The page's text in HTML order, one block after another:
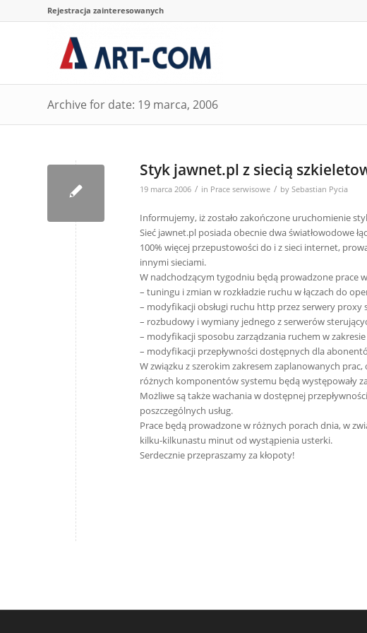
Rejestracja zainteresowanych
Archive for date: 19 marca, 2006
Styk jawnet.pl z siecią
19 marca 2006 / in Prace serwisowe / by Sebastian Pycia
Informujemy, iż zostało zakończone uruchomienie
Sieć jawnet.pl posiada obecnie dwa światłowodowe
100% więcej przepustowości do i z sieci internet,
innymi sieciami.
W nadchodzącym tygodniu będą prowadzone prace
– tuningu i zmian w rozkładzie ruchu w łączach do
– modyfikacji obsługi ruchu http przez serwery proxy
– rozbudowy i wymiany jednego z serwerów
– modyfikacji sposobu zarządzania ruchem w
– modyfikacji przepływności dostępnych dla
W związku z szerokim zakresem zaplanowanych
różnych komponentów systemu będą występowały
Możliwe są także wachania w dostępnej
poszczególnych usług.
Prace będą prowadzone w różnych porach dnia, w
kilku-kilkunastu minut od wystąpienia usterki.
Serdecznie przepraszamy za kłopoty!